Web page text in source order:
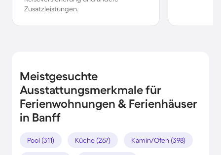
Zusatzleistungen.
Meistgesuchte
Ausstattungsmerkmale für
Ferienwohnungen & Ferienhäuser
in Banff
Pool (311) Küche (267) Kamin/Ofen (398)